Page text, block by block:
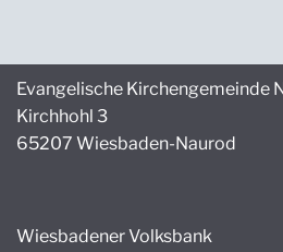
Evangelische Kirchengemeinde
Kirchhohl 3
65207 Wiesbaden-Naurod
Wiesbadener Volksbank